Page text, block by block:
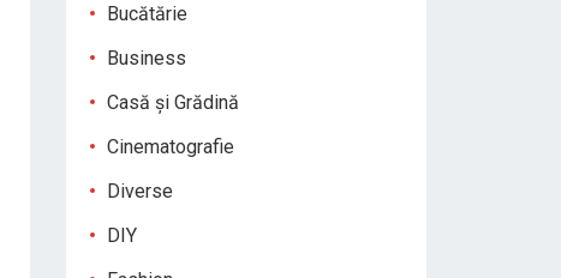
Bucătărie
Business
Casă și Grădină
Cinematografie
Diverse
DIY